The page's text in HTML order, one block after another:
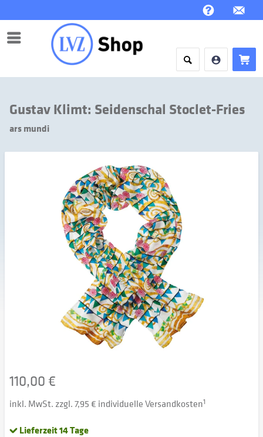
Menü
Gustav Klimt: Seidenschal Stoclet-Fries
ars mundi
110,00 €
inkl. MwSt. zzgl. 7,95 € individuelle Versandkosten1
Lieferzeit 14 Tage